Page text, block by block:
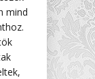
mind